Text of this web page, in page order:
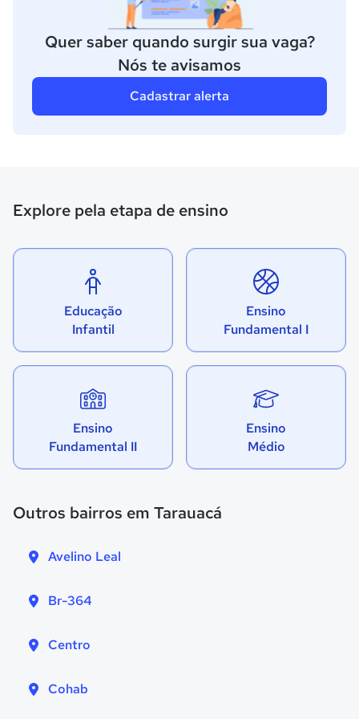
Quer saber quando surgir sua vaga?
Nós te avisamos
Cadastrar alerta
Explore pela etapa de ensino
Educação
Infantil
Ensino
Fundamental I
Ensino
Fundamental II
Ensino
Médio
Outros bairros em Tarauacá
Avelino Leal
Br-364
Centro
Cohab